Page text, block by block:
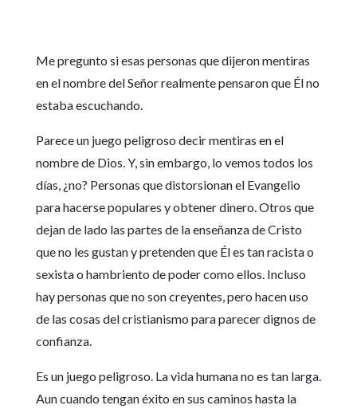
Me pregunto si esas personas que dijeron mentiras
en el nombre del Señor realmente pensaron que Él no
estaba escuchando.
Parece un juego peligroso decir mentiras en el
nombre de Dios. Y, sin embargo, lo vemos todos los
días, ¿no? Personas que distorsionan el Evangelio
para hacerse populares y obtener dinero. Otros que
dejan de lado las partes de la enseñanza de Cristo
que no les gustan y pretenden que Él es tan racista o
sexista o hambriento de poder como ellos. Incluso
hay personas que no son creyentes, pero hacen uso
de las cosas del cristianismo para parecer dignos de
confianza.
Es un juego peligroso. La vida humana no es tan larga.
Aun cuando tengan éxito en sus caminos hasta la